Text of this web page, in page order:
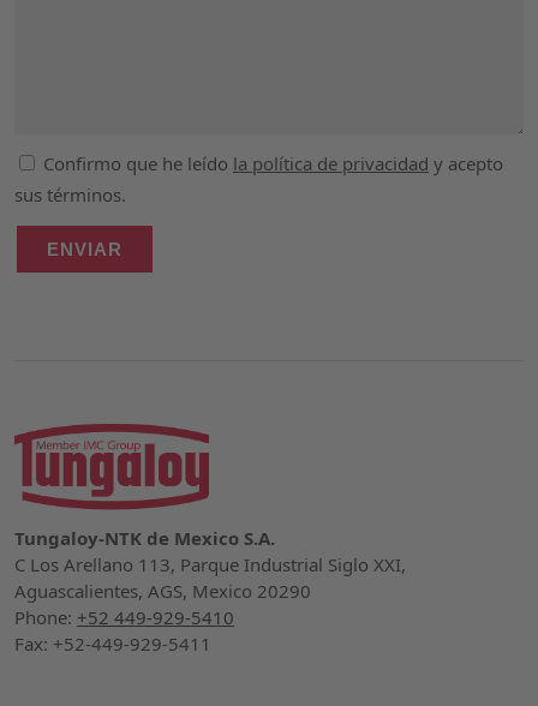
Confirmo que he leído la política de privacidad y acepto
sus términos.
Tungaloy-NTK de Mexico S.A.
C Los Arellano 113, Parque Industrial Siglo XXI,
Aguascalientes, AGS, Mexico 20290
Phone: +52 449-929-5410
Fax: +52-449-929-5411